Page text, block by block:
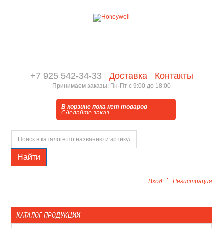
+7 925 542-34-33 Доставка Контакты
Принимаем заказы: Пн-Пт с 9:00 до 18:00
В корзине пока нет товаров
Сделайте заказ
Найти
Вход Регистрация
КАТАЛОГ ПРОДУКЦИИ